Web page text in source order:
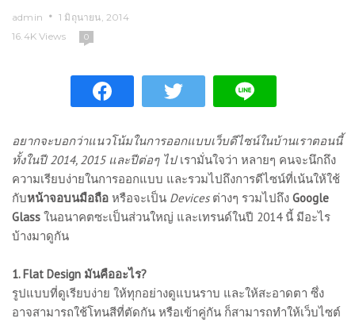
admin
1 มิถุนายน, 2014
16.4K Views
0
อยากจะบอกว่าแนวโน้มในการออกแบบเว็บดีไซน์ในบ้านเราตอนนี้
ทั้งในปี 2014, 2015 และปีต่อๆ ไปเรามั่นใจว่า หลายๆ คนจะนึกถึง
ความเรียบง่ายในการออกแบบ และรวมไปถึงการดีไซน์ที่เน้นให้ใช้
กับหน้าจอบนมือถือ หรือจะเป็น Devicesต่างๆ รวมไปถึง Google
Glass ในอนาคตซะเป็นส่วนใหญ่ และเทรนด์ในปี 2014 นี้ มีอะไร
บ้างมาดูกัน
1. Flat Design มันคืออะไร?
รูปแบบที่ดูเรียบง่าย ให้ทุกอย่างดูแบนราบ และให้สะอาดตา ซึ่ง
อาจสามารถใช้โทนสีที่ตัดกัน หรือเข้าคู่กัน ก็สามารถทำให้เว็บไซต์